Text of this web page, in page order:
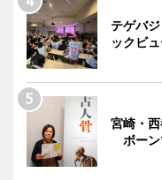
テゲバ
ックビ
宮崎・
ボーン